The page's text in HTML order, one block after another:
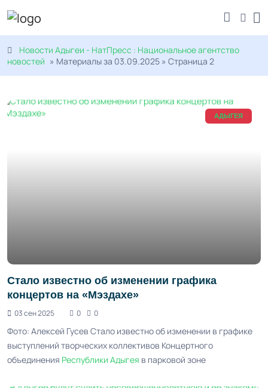
Новости Адыгеи - НатПресс : Национальное агентство
новостей » Материалы за 03.09.2025 » Страница 2
АДЫГЕЯ
Стало известно об изменении графика
концертов на «Мэздахе»
03 сен 2025 0 0
Фото: Алексей Гусев Стало известно об изменении в графике
выступлений творческих коллективов Концертного
объединения Республики Адыгея в парковой зоне